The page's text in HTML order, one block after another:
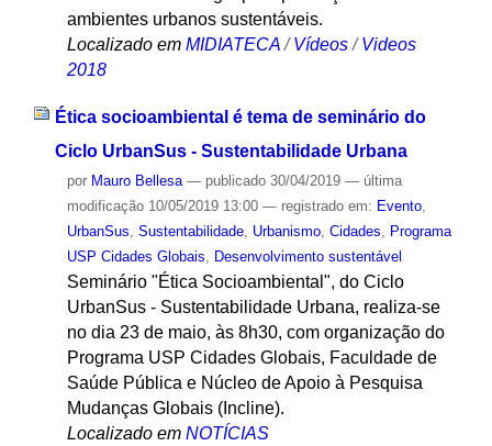
ambientes urbanos sustentáveis.
Localizado em MIDIATECA /Vídeos /Videos
2018
Ética socioambiental é tema de seminário do
Ciclo UrbanSus - Sustentabilidade Urbana
por Mauro Bellesa — publicado30/04/2019 — última
modificação10/05/2019 13:00 — registrado em: Evento,
UrbanSus, Sustentabilidade, Urbanismo, Cidades, Programa
USP Cidades Globais, Desenvolvimento sustentável
Seminário "Ética Socioambiental", do Ciclo
UrbanSus - Sustentabilidade Urbana, realiza-se
no dia 23 de maio, às 8h30, com organização do
Programa USP Cidades Globais, Faculdade de
Saúde Pública e Núcleo de Apoio à Pesquisa
Mudanças Globais (Incline).
Localizado em NOTÍCIAS